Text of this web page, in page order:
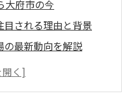
大府市の今
される理由と背景
の最新動向を解説
握するための情報収集